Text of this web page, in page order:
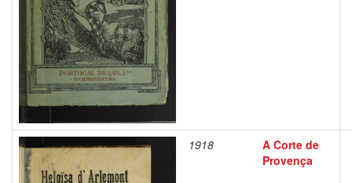
1918
A Corte de
Provença